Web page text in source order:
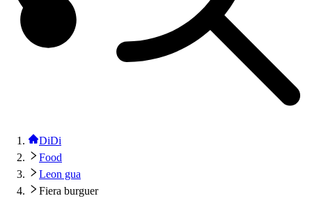
DiDi
Food
Leon gua
Fiera burguer